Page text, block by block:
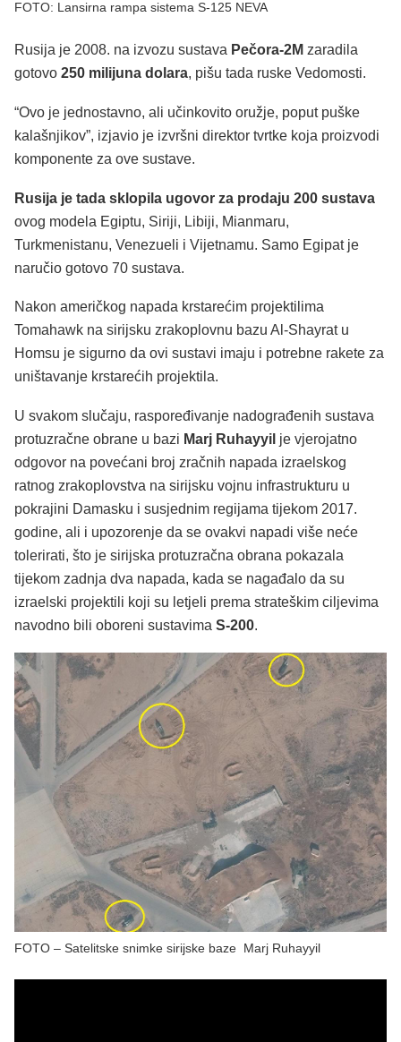
FOTO: Lansirna rampa sistema S-125 NEVA
Rusija je 2008. na izvozu sustava Pečora-2M zaradila
gotovo 250 milijuna dolara, pišu tada ruske Vedomosti.
“Ovo je jednostavno, ali učinkovito oružje, poput puške
kalašnjikov”, izjavio je izvršni direktor tvrtke koja proizvodi
komponente za ove sustave.
Rusija je tada sklopila ugovor za prodaju 200 sustava
ovog modela Egiptu, Siriji, Libiji, Mianmaru,
Turkmenistanu, Venezueli i Vijetnamu. Samo Egipat je
naručio gotovo 70 sustava.
Nakon američkog napada krstarećim projektilima
Tomahawk na sirijsku zrakoplovnu bazu Al-Shayrat u
Homsu je sigurno da ovi sustavi imaju i potrebne rakete za
uništavanje krstarećih projektila.
U svakom slučaju, raspoređivanje nadograđenih sustava
protuzračne obrane u bazi Marj Ruhayyil je vjerojatno
odgovor na povećani broj zračnih napada izraelskog
ratnog zrakoplovstva na sirijsku vojnu infrastrukturu u
pokrajini Damasku i susjednim regijama tijekom 2017.
godine, ali i upozorenje da se ovakvi napadi više neće
tolerirati, što je sirijska protuzračna obrana pokazala
tijekom zadnja dva napada, kada se nagađalo da su
izraelski projektili koji su letjeli prema strateškim ciljevima
navodno bili oboreni sustavima S-200.
FOTO – Satelitske snimke sirijske baze Marj Ruhayyil